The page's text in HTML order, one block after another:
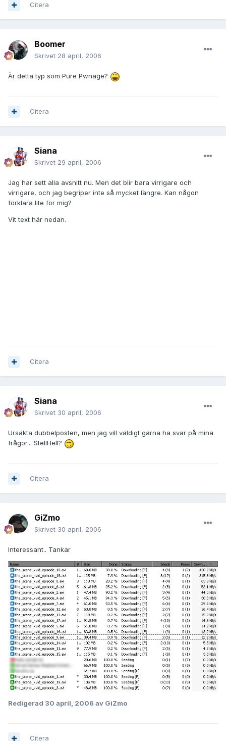
Citera
Boomer
Skrivet 28 april, 2006
Är detta typ som Pure Pwnage?
Citera
Siana
Skrivet 29 april, 2006
Jag har sett alla avsnitt nu. Men det blir bara virrigare och
virrigare, och jag begriper inte så mycket längre. Kan någon
förklara lite för mig?
Vit text här nedan.
Citera
Siana
Skrivet 30 april, 2006
Ursäkta dubbelposten, men jag vill väldigt gärna ha svar på mina
frågor... StellHell?
Citera
GiZmo
Skrivet 30 april, 2006
Interessant.. Tankar
Redigerad 30 april, 2006 av GiZmo
Citera